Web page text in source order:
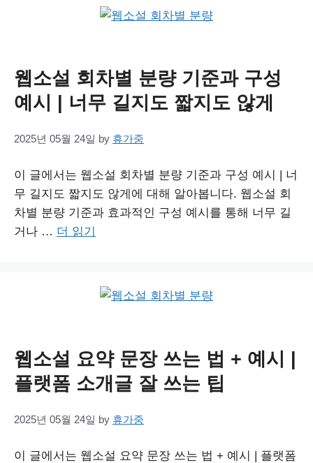
웹소설 회차별 분량 기준과 구성
예시 | 너무 길지도 짧지도 않게
2025년 05월 24일 by 휴가중
이 글에서는 웹소설 회차별 분량 기준과 구성 예시 | 너
무 길지도 짧지도 않게에 대해 알아봅니다. 웹소설 회
차별 분량 기준과 효과적인 구성 예시를 통해 너무 길
거나 … 더 읽기
웹소설 요약 문장 쓰는 법 + 예시 |
플랫폼 소개글 잘 쓰는 팁
2025년 05월 24일 by 휴가중
이 글에서는 웹소설 요약 문장 쓰는 법 + 예시 | 플랫폼